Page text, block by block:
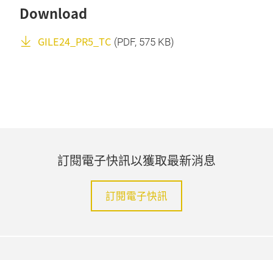
Download
GILE24_PR5_TC (PDF, 575 KB)
訂閱電子快訊以獲取最新消息
訂閱電子快訊